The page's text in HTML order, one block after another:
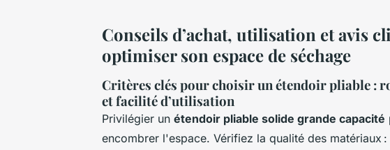
Conseils d’achat, utilisation et avis
optimiser son espace de séchage
Critères clés pour choisir un étendoir pliable :
et facilité d’utilisation
Privilégier un étendoir pliable solide grande capacité
encombrer l'espace. Vérifiez la qualité des matériaux